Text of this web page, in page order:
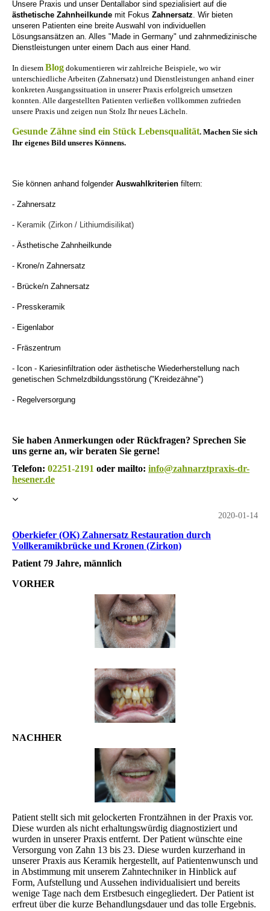
Unsere Praxis und unser Dentallabor sind spezialisiert auf die
ästhetische Zahnheilkunde mit Fokus Zahnersatz . Wir bieten
unseren Patienten eine breite Auswahl von individuellen
Lösungsansätzen an. Alles "Made in Germany" und zahnmedizinische
Dienstleistungen unter einem Dach aus einer Hand.
In diesem Blog dokumentieren wir zahlreiche Beispiele, wo wir
unterschiedliche Arbeiten (Zahnersatz) und Dienstleistungen anhand einer
konkreten Ausgangssituation in unserer Praxis erfolgreich umsetzen
konnten. Alle dargestellten Patienten verließen vollkommen zufrieden
unsere Praxis und zeigen nun Stolz Ihr neues Lächeln.
Gesunde Zähne sind ein Stück Lebensqualität. Machen Sie sich
Ihr eigenes Bild unseres Könnens.
Sie können anhand folgender Auswahlkriterien filtern:
- Zahnersatz
- Keramik (Zirkon / Lithiumdisilikat)
- Ästhetische Zahnheilkunde
- Krone/n Zahnersatz
- Brücke/n Zahnersatz
- Presskeramik
- Eigenlabor
- Fräszentrum
- Icon - Kariesinfiltration oder ästhetische Wiederherstellung nach
genetischen Schmelzdbildungsstörung ("Kreidezähne")
- Regelversorgung
Sie haben Anmerkungen oder Rückfragen? Sprechen Sie
uns gerne an, wir beraten Sie gerne!
Telefon: 02251-2191 oder mailto: info@zahnarztpraxis-dr-
hesener.de
2020-01-14
Oberkiefer (OK) Zahnersatz Restauration durch
Vollkeramikbrücke und Kronen (Zirkon)
Patient 79 Jahre, männlich
VORHER
NACHHER
Patient stellt sich mit gelockerten Frontzähnen in der Praxis vor.
Diese wurden als nicht erhaltungswürdig diagnostiziert und
wurden in unserer Praxis entfernt. Der Patient wünschte eine
Versorgung von Zahn 13 bis 23. Diese wurden kurzerhand in
unserer Praxis aus Keramik hergestellt, auf Patientenwunsch und
in Abstimmung mit unserem Zahntechniker in Hinblick auf
Form, Aufstellung und Aussehen individualisiert und bereits
wenige Tage nach dem Erstbesuch eingegliedert. Der Patient ist
erfreut über die kurze Behandlungsdauer und das tolle Ergebnis.